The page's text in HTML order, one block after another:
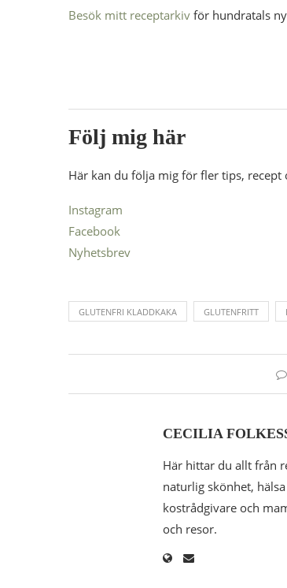
Besök mitt receptarkiv för hundratals
Följ mig här
Här kan du följa mig för fler tips, recept
Instagram
Facebook
Nyhetsbrev
GLUTENFRI KLADDKAKA GLUTENFRITT
CECILIA
Här hittar du allt från
naturlig skönhet,
kostrådgivare och
och resor.